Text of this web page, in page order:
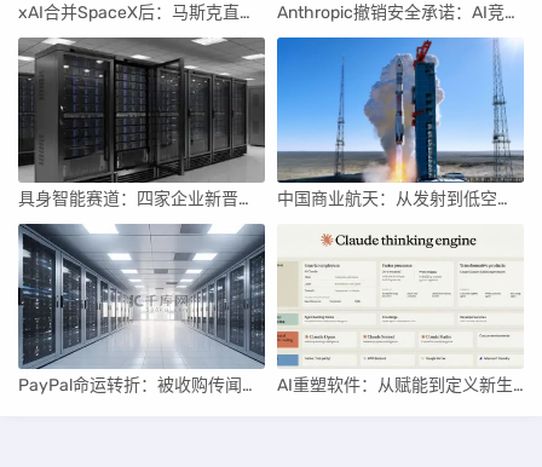
xAI合并SpaceX后：马斯克直接介入，团队压力激增 Anthropic撤销安全承诺：AI竞赛中的伦理与商业博弈
具身智能赛道：四家企业新晋独角兽，融资竞速背后 中国商业航天：从发射到低空经济，全面加速
PayPal命运转折：被收购传闻与行业重构 AI重塑软件：从赋能到定义新生产关系